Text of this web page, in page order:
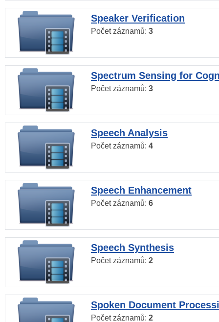
Speaker Verification
Počet záznamů: 3
Spectrum Sensing for
Počet záznamů: 3
Speech Analysis
Počet záznamů: 4
Speech Enhancement
Počet záznamů: 6
Speech Synthesis
Počet záznamů: 2
Spoken Document
Počet záznamů: 2